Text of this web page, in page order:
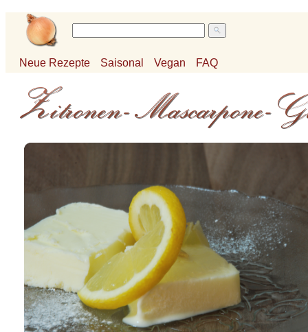
Neue Rezepte Saisonal Vegan FAQ